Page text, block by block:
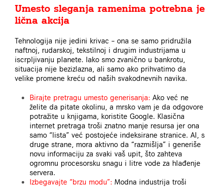
Umesto sleganja ramenima potrebna je
lična akcija
Tehnologija nije jedini krivac – ona se samo pridružila
naftnoj, rudarskoj, tekstilnoj i drugim industrijama u
iscrpljivanju planete. Iako smo zvanično u bankrotu,
situacija nije bezizlazna, ali samo ako prihvatimo da
velike promene kreću od naših svakodnevnih navika.
Birajte pretragu umesto generisanja: Ako već ne
želite da pitate okolinu, a mrsko vam je da odgovore
potražite u knjigama, koristite Google. Klasična
internet pretraga troši znatno manje resursa jer ona
samo “lista” već postojeće indeksirane stranice. AI, s
druge strane, mora aktivno da “razmišlja” i generiše
novu informaciju za svaki vaš upit, što zahteva
ogromnu procesorsku snagu i litre vode za hlađenje
servera.
Izbegavajte “brzu modu”: Modna industrija troši